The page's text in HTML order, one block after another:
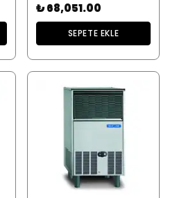
₺ 68,051.00
SEPETE EKLE